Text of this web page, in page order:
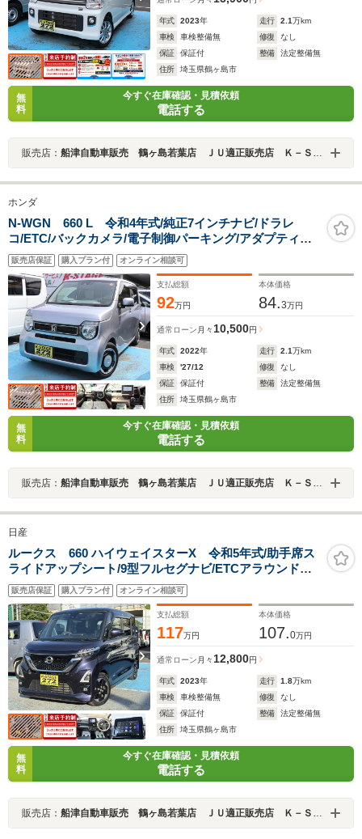
年式 2023年 走行 2.1万km
車検
車検整備無 修復
なし
保証
保証付 整備
法定整備無
住所
埼玉県鶴ヶ島市
無
料
今すぐ在庫確認・見積依頼
電話する
販売店： 船津自動車販売 鶴ヶ島若葉店 ＪＵ適正販売店 Ｋ－ＳＴＡＧＥ２７２
ホンダ
N-WGN 660 L 令和4年式/純正7インチナビ/ドラレ
コ/ETC/バックカメラ/電子制御パーキング/アダプティブ
クルーズコントロール/ソナーセンサー/シートヒーター/衝
突軽減ブレーキ/オートエアコン/オートブレーキホールド
販売店保証 購入プラン付 オンライン相談可
支払総額
92万円
本体価格
84.3万円
通常ローン 月々 10,500円
年式 2022年 走行 2.1万km
車検
'27/12 修復
なし
保証
保証付 整備
法定整備無
住所
埼玉県鶴ヶ島市
無
料
今すぐ在庫確認・見積依頼
電話する
販売店： 船津自動車販売 鶴ヶ島若葉店 ＪＵ適正販売店 Ｋ－ＳＴＡＧＥ２７２
日産
ルークス 660 ハイウェイスターX 令和5年式/助手席ス
ライドアップシート/9型フルセグナビ/ETCアラウンドビ
ューモニター/パワースライドドア/ソナーセンサー/タッチ
パネルエアコン/キーフリー/LEDヘッドライト
販売店保証 購入プラン付 オンライン相談可
支払総額
117万円
本体価格
107.0万円
通常ローン 月々 12,800円
年式 2023年 走行 1.8万km
車検
車検整備無 修復
なし
保証
保証付 整備
法定整備無
住所
埼玉県鶴ヶ島市
無
料
今すぐ在庫確認・見積依頼
電話する
販売店： 船津自動車販売 鶴ヶ島若葉店 ＪＵ適正販売店 Ｋ－ＳＴＡＧＥ２７２